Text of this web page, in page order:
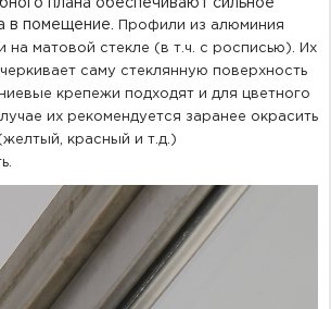
плана обеспечивают сильное
в помещение.
Профили из алюминия
на матовой стекле (в т.ч. с росписью). Их
саму стеклянную поверхность
крепежи подходят и для цветного
их рекомендуется заранее окрасить
красный и т.д.)